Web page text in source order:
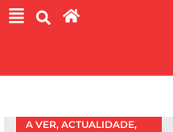
A VER, ACTUALIDADE,